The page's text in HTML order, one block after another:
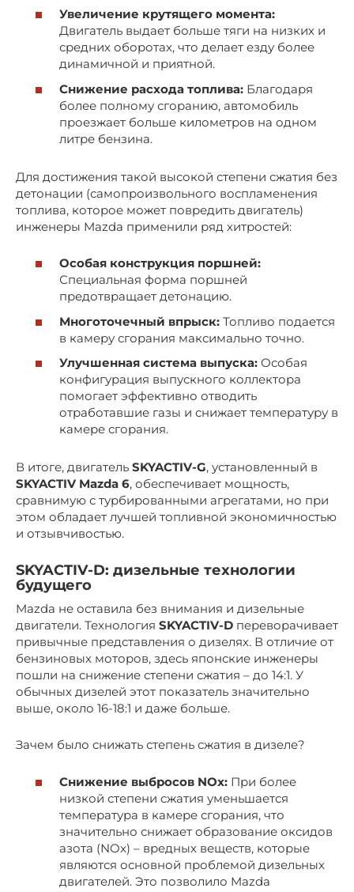
Увеличение крутящего момента:
Двигатель выдает больше тяги на низких и
средних оборотах, что делает езду более
динамичной и приятной.
Снижение расхода топлива: Благодаря
более полному сгоранию, автомобиль
проезжает больше километров на одном
литре бензина.
Для достижения такой высокой степени сжатия без
детонации (самопроизвольного воспламенения
топлива, которое может повредить двигатель)
инженеры Mazda применили ряд хитростей:
Особая конструкция поршней:
Специальная форма поршней
предотвращает детонацию.
Многоточечный впрыск: Топливо подается
в камеру сгорания максимально точно.
Улучшенная система выпуска: Особая
конфигурация выпускного коллектора
помогает эффективно отводить
отработавшие газы и снижает температуру в
камере сгорания.
В итоге, двигатель SKYACTIV-G, установленный в
SKYACTIV Mazda 6, обеспечивает мощность,
сравнимую с турбированными агрегатами, но при
этом обладает лучшей топливной экономичностью
и отзывчивостью.
SKYACTIV-D: дизельные технологии
будущего
Mazda не оставила без внимания и дизельные
двигатели. Технология SKYACTIV-D переворачивает
привычные представления о дизелях. В отличие от
бензиновых моторов, здесь японские инженеры
пошли на снижение степени сжатия – до 14:1. У
обычных дизелей этот показатель значительно
выше, около 16-18:1 и даже больше.
Зачем было снижать степень сжатия в дизеле?
Снижение выбросов NOx: При более
низкой степени сжатия уменьшается
температура в камере сгорания, что
значительно снижает образование оксидов
азота (NOx) – вредных веществ, которые
являются основной проблемой дизельных
двигателей. Это позволило Mazda